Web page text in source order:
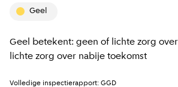
geel
Geel betekent: geen of lichte zorg over actuele situatie,
lichte zorg over nabije toekomst
Volledige inspectierapport: GGD